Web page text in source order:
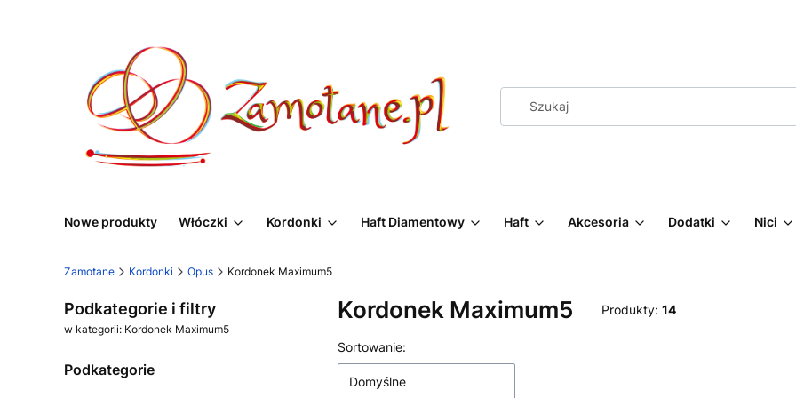
Nowe produkty Włóczki Kordonki Haft Diamentowy Haft Akcesoria Dodatki Nici
Zamotane Kordonki Opus Kordonek Maximum5
Podkategorie i filtry
w kategorii: Kordonek Maximum5
Podkategorie
Kordonek Maximum5 Produkty: 14
Lista produktów
Sortowanie:
Domyślne